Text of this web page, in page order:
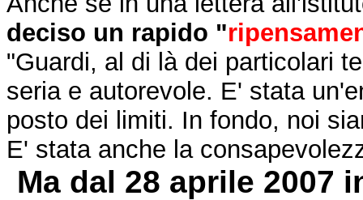
deciso un rapido "
"Guardi, al di là dei particolari
seria e autorevole. E' stata
posto dei limiti. In fondo, noi
E' stata anche la
Ma dal 28 aprile 2007